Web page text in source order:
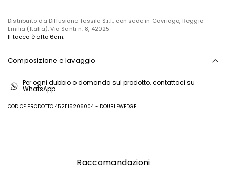
Distribuito da Diffusione Tessile S.r.l., con sede in Cavriago, Reggio
Emilia (Italia), Via Santi n. 8, 42025
Il tacco è alto 6cm.
Composizione e lavaggio
Per ogni dubbio o domanda sul prodotto, contattaci su
WhatsApp
CODICE PRODOTTO 4521115206004 - DOUBLEWEDGE
Raccomandazioni